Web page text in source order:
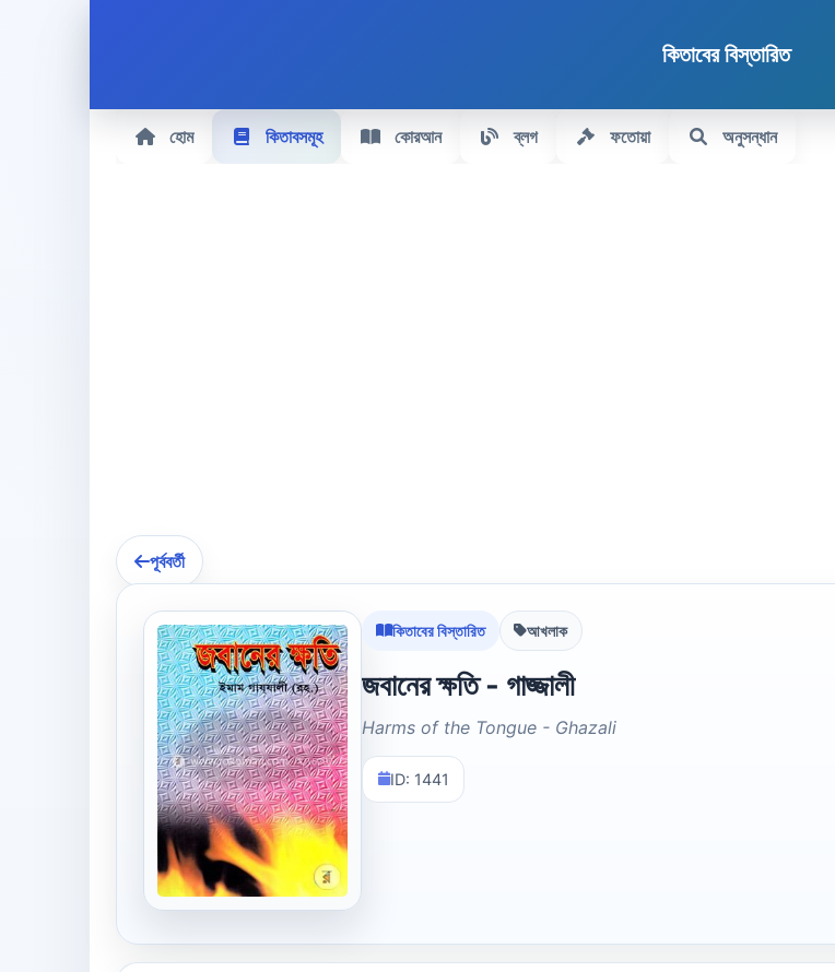
কিতাবের বিস্তারিত
হোম কিতাবসমূহ কোরআন ব্লগ ফতোয়া অনুসন্ধান
পূর্ববর্তী
কিতাবের বিস্তারিত আখলাক
জবানের ক্ষতি - গাজ্জালী
Harms of the Tongue - Ghazali
ID: 1441